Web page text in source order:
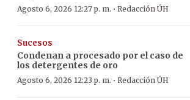
Agosto 6, 2026 12:27 p. m. · Redacción ÚH
Sucesos
Condenan a procesado por el caso de
los detergentes de oro
Agosto 6, 2026 12:23 p. m. · Redacción ÚH